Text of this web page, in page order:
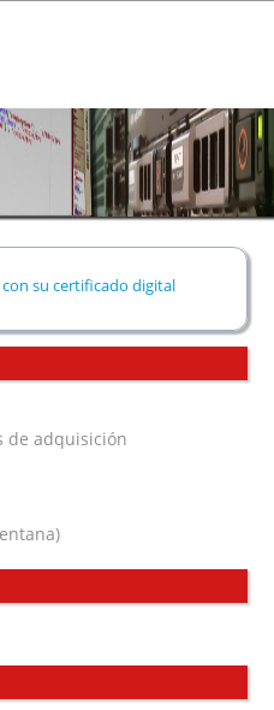
su certificado digital
de adquisición